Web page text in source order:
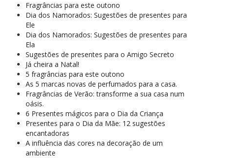
Fragrâncias para este outono
Dia dos Namorados: Sugestões de presentes para
Ele
Dia dos Namorados: Sugestões de presentes para
Ela
Sugestões de presentes para o Amigo Secreto
Já cheira a Natal!
5 fragrâncias para este outono
As 5 marcas novas de perfumados para a casa.
Fragrâncias de Verão: transforme a sua casa num
oásis.
6 Presentes mágicos para o Dia da Criança
Presentes para o Dia da Mãe: 12 sugestões
encantadoras
A influência das cores na decoração de um
ambiente